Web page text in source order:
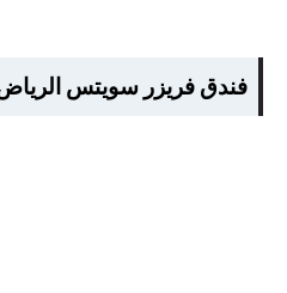
فندق فريزر سويتس